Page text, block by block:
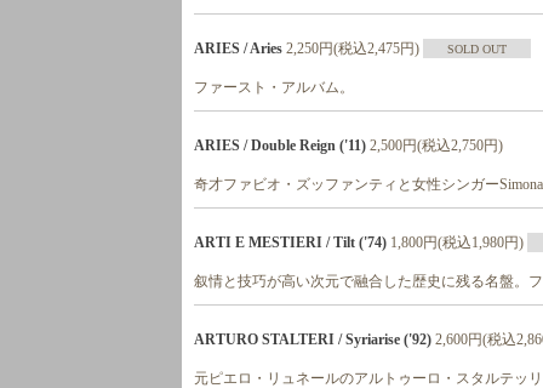
ARIES / Aries 2,250円(税込2,475円) SOLD OUT
ファースト・アルバム。
ARIES / Double Reign ('11) 2,500円(税込2,750円)
奇才ファビオ・ズッファンティと女性シンガー
ARTI E MESTIERI / Tilt ('74) 1,800円(税込1,980円)
叙情と技巧が高い次元で融合した歴史に残る名盤。
ARTURO STALTERI / Syriarise ('92) 2,600円(税込
元ピエロ・リュネールのアルトゥーロ・スタルテッ